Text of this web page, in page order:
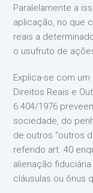
Paralelamente a
aplicação, no que
reais a
o usufruto de
Explica-se com
Direitos Reais e
6.404/1976
sociedade, do
de outros “outros
referido art. 40
alienação
cláusulas ou ônus